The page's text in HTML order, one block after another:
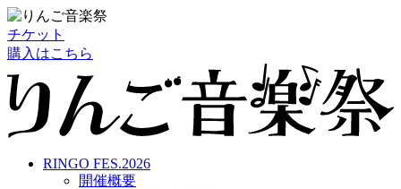
チケット
購入はこちら
RINGO FES.2026
開催概要